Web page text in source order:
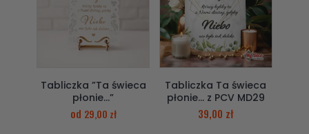
Tabliczka ”Ta świeca
płonie…”
od 29,00 zł
Tabliczka Ta świeca
płonie… z PCV MD29
39,00 zł